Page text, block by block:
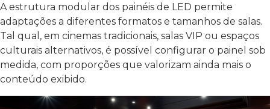
A estrutura modular dos painéis de LED permite
adaptações a diferentes formatos e tamanhos de salas.
Tal qual, em cinemas tradicionais, salas VIP ou espaços
culturais alternativos, é possível configurar o painel sob
medida, com proporções que valorizam ainda mais o
conteúdo exibido.